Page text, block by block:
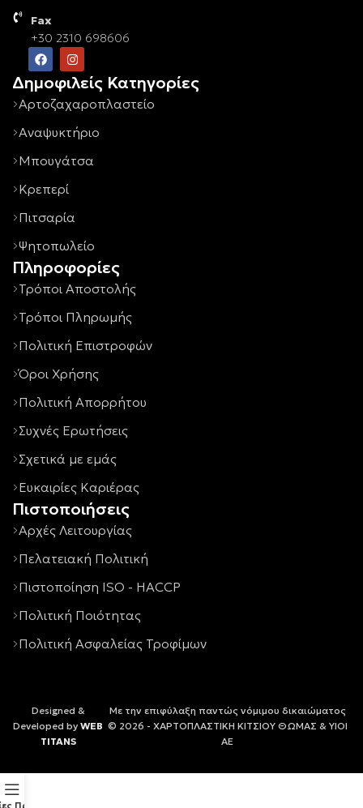
Fax
+30 2310 698606
Δημοφιλείς Κατηγορίες
Αρτοζαχαροπλαστείο
Αναψυκτήριο
Μπουγάτσα
Κρεπερί
Πιτσαρία
Ψητοπωλείο
Πληροφορίες
Τρόποι Αποστολής
Τρόποι Πληρωμής
Πολιτική Επιστροφών
Όροι Χρήσης
Πολιτική Απορρήτου
Συχνές Ερωτήσεις
Σχετικά με εμάς
Ευκαιρίες Καριέρας
Πιστοποιήσεις
Αρχές Λειτουργίας
Πελατειακή Πολιτική
Πιστοποίηση ISO - HACCP
Πολιτική Ποιότητας
Πολιτική Ασφαλείας Τροφίμων
Designed &
Developed byWEB
TITANS
Με την επιφύλαξη παντώς νόμιμου δικαιώματος
© 2026 - ΧΑΡΤΟΠΛΑΣΤΙΚΗ ΚΙΤΣΙΟΥ ΘΩΜΑΣ & ΥΙΟΙ
ΑΕ
Προϊόντων